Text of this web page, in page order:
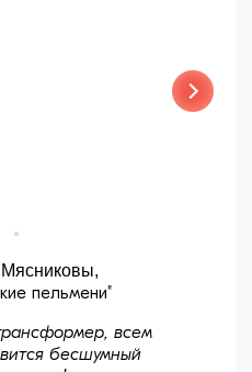
пельмени"
всем
бесшумный